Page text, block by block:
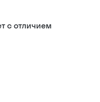
с отличием